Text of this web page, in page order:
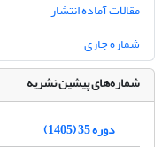
مقالات آماده انتشار
شماره جاری
شماره‌های پیشین نشریه
دوره 35 (1405)